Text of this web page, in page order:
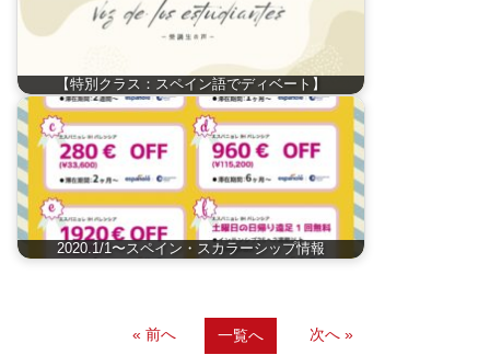
【特別クラス：スペイン語でディベート】
2020.1/1〜スペイン・スカラーシップ情報
« 前へ 一覧へ 次へ »